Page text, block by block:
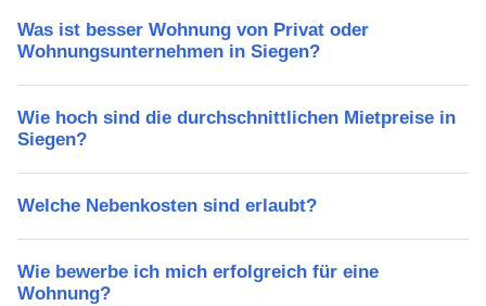
Was ist besser Wohnung von Privat oder
Wohnungsunternehmen in Siegen?
Wie hoch sind die durchschnittlichen Mietpreise in
Siegen?
Welche Nebenkosten sind erlaubt?
Wie bewerbe ich mich erfolgreich für eine
Wohnung?